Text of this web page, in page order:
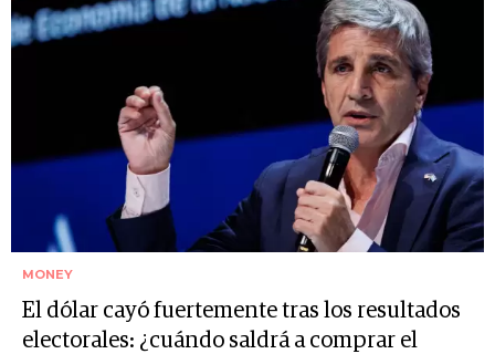
MONEY
El dólar cayó fuertemente tras los resultados
electorales: ¿cuándo saldrá a comprar el